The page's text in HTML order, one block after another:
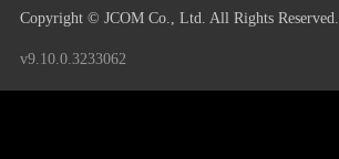
Copyright © JCOM Co., Ltd. All Rights Reserved.
v9.10.0.3233062